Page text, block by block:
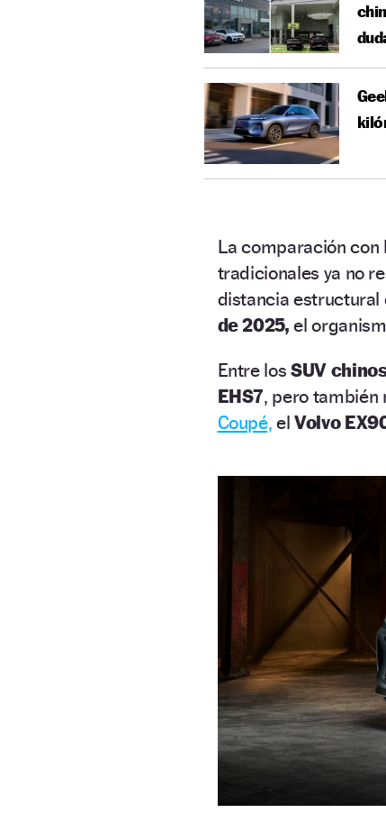
La comparación con
tradicionales ya no
distancia estructural
de 2025, el
Entre los SUV
EHS7, pero también
Coupé, elVolvo